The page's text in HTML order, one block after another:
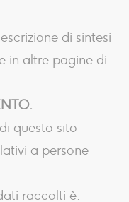
di sintesi
in altre pagine di
questo sito
a persone
raccolti è: